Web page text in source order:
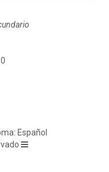
Español